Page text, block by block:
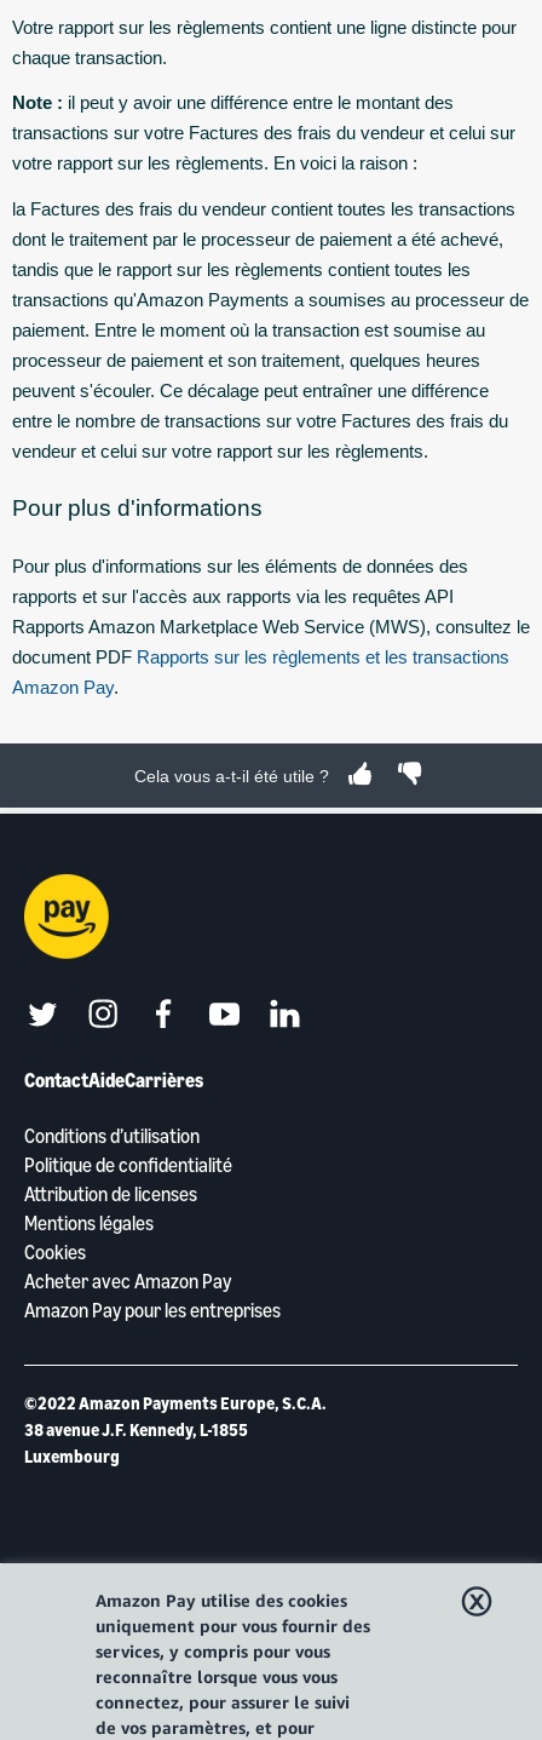
Votre rapport sur les règlements contient une ligne distincte pour
chaque transaction.
Note : il peut y avoir une différence entre le montant des
transactions sur votre Factures des frais du vendeur et celui sur
votre rapport sur les règlements. En voici la raison :
la Factures des frais du vendeur contient toutes les transactions
dont le traitement par le processeur de paiement a été achevé,
tandis que le rapport sur les règlements contient toutes les
transactions qu'Amazon Payments a soumises au processeur de
paiement. Entre le moment où la transaction est soumise au
processeur de paiement et son traitement, quelques heures
peuvent s'écouler. Ce décalage peut entraîner une différence
entre le nombre de transactions sur votre Factures des frais du
vendeur et celui sur votre rapport sur les règlements.
Pour plus d'informations
Pour plus d'informations sur les éléments de données des
rapports et sur l'accès aux rapports via les requêtes API
Rapports Amazon Marketplace Web Service (MWS), consultez le
document PDF Rapports sur les règlements et les transactions
Amazon Pay.
Cela vous a-t-il été utile ?
ContactAideCarrières
Conditions d’utilisation
Politique de confidentialité
Attribution de licenses
Mentions légales
Cookies
Acheter avec Amazon Pay
Amazon Pay pour les entreprises
twitter instagramfacebookyoutubelinkedin
©2022 Amazon Payments Europe, S.C.A.
38 avenue J.F. Kennedy, L-1855
Luxembourg
Amazon Pay utilise des cookies
uniquement pour vous fournir des
services, y compris pour vous
reconnaître lorsque vous vous
connectez, pour assurer le suivi
de vos paramètres, et pour
ⓧ